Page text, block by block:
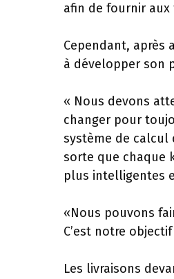
afin de fournir
Cependant, après
à développer son
« Nous devons
changer pour
système de calcul
sorte que chaque
plus intelligentes
«Nous pouvons
C’est notre objectif
Les livraisons